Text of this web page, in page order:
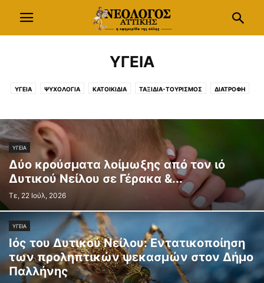
ΥΓΕΙΑ
ΥΓΕΙΑ ΨΥΧΟΛΟΓΙΑ ΚΑΤΟΙΚΙΔΙΑ ΤΑΞΙΔΙΑ-ΤΟΥΡΙΣΜΟΣ ΔΙΑΤΡΟΦΗ
ΥΓΕΙΑ
Δύο κρούσματα λοίμωξης από τον ιό
Δυτικού Νείλου σε Γέρακα &...
Τε, 22 Ιούλ, 2026
ΥΓΕΙΑ
Ιός του Δυτικού Νείλου: Εντατικοποίηση
των προληπτικών ψεκασμών στον Δήμο
Παλλήνης